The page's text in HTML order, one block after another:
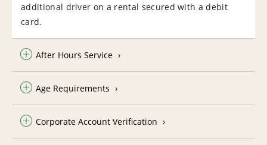
additional driver on a rental secured with a debit
card.
After Hours Service
Age Requirements
Corporate Account Verification